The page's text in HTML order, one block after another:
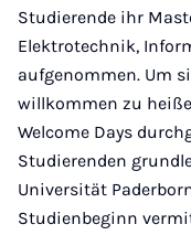
Studierende ihr
Elektrotechnik,
aufgenommen. Um
willkommen zu
Welcome Days
Studierenden
Universität
Studienbeginn